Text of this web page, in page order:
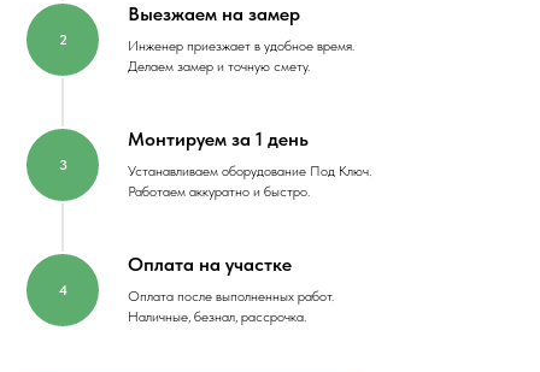
Выезжаем на замер
Инженер приезжает в удобное время.
Делаем замер и точную смету.
Монтируем за 1 день
Устанавливаем оборудование Под Ключ.
Работаем аккуратно и быстро.
Оплата на участке
Оплата после выполненных работ.
Наличные, безнал, рассрочка.